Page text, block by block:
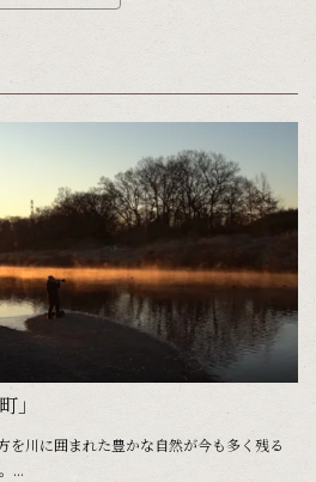
」
川に囲まれた豊かな自然が今も多く残る
...